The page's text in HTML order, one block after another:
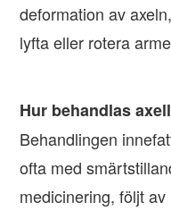
deformation av
lyfta eller rotera
Hur behandlas
Behandlingen
ofta med
medicinering, följt